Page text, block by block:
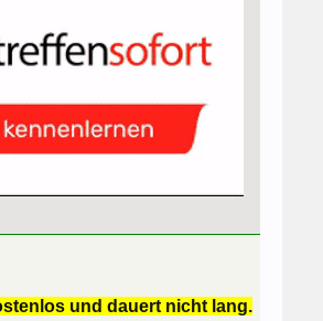
und dauert nicht lang.